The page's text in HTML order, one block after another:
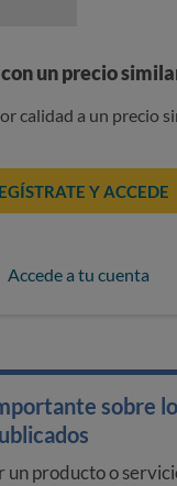
un precio
calidad a un precio
Y ACCEDE
Accede a tu cuenta
sobre
producto o